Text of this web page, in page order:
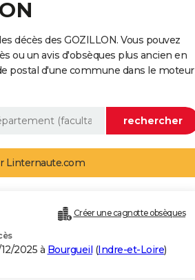
décès des GOZILLON. Vous pouvez
ou un avis d'obsèques plus ancien en
postal d'une commune dans le moteur
Linternaute.com
Créer une cagnotte obsèques
2025 à Bourgueil (Indre-et-Loire)